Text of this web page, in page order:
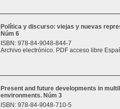
Política y discurso: viejas y nuevas
Núm 6
ISBN: 978-84-9048-844-7
Archivo electrónico. PDF acceso libre
Present and future developments in
environments. Núm 3
ISBN: 978-84-9048-710-5